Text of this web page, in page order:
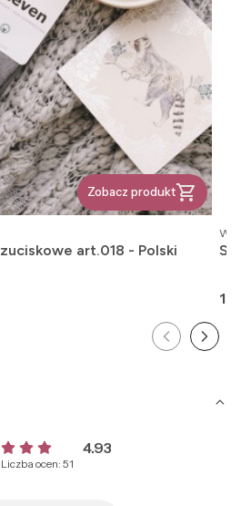
Zobacz produkt
art.018 - Polski
4.93
Liczba ocen: 51